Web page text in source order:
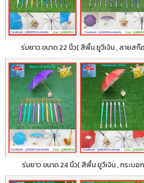
ร่มยาว ขนาด 22 นิ้ว( สีพื้น ยูวีเงิน , ลายส
ร่มยาว ขนาด 24 นิ้ว( สีพื้น ยูวีเงิน , กระบ